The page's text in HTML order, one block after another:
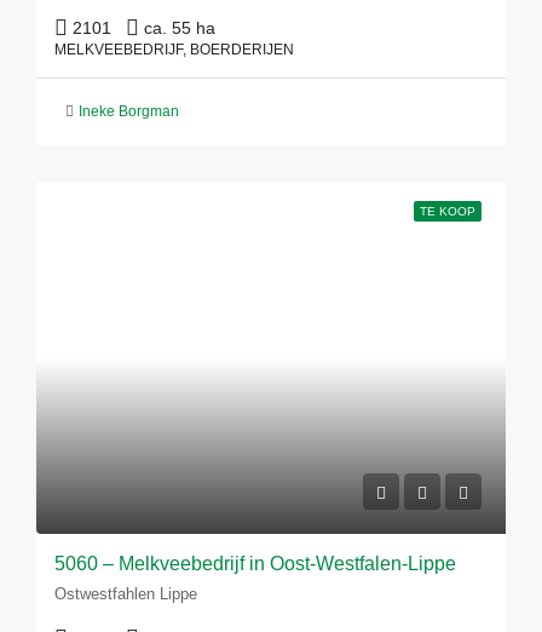
2101 ca. 55 ha
MELKVEEBEDRIJF, BOERDERIJEN
Ineke Borgman
TE KOOP
5060 – Melkveebedrijf in Oost-Westfalen-Lippe
Ostwestfahlen Lippe